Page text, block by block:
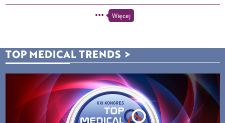
Więcej
TOP MEDICAL TRENDS >